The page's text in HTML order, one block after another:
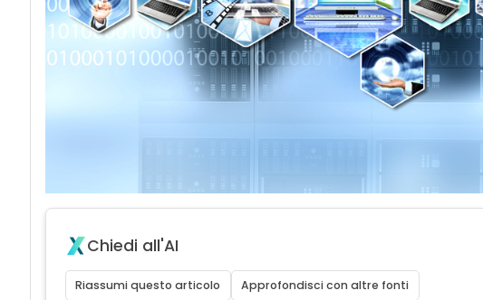
Chiedi all'AI
Riassumi questo articolo Approfondisci con altre fonti